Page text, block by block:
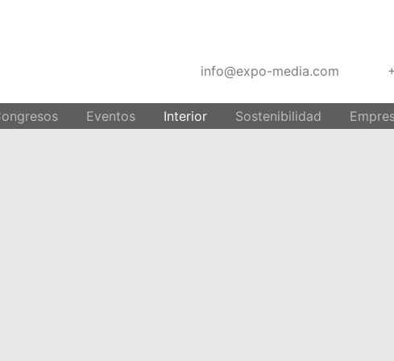
info@expo-media.com
Eventos Interior Sostenibilidad
DE STANDS PARA INTERIORES